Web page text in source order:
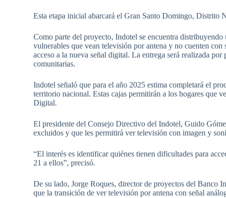
Esta etapa inicial abarcará el Gran Santo Domingo, Distrito
Como parte del proyecto, Indotel se encuentra
vulnerables que vean televisión por antena y no cuenten
acceso a la nueva señal digital. La entrega será realizada
comunitarias.
Indotel señaló que para el año 2025 estima completará el
territorio nacional. Estas cajas permitirán a los hogares que
Digital.
El presidente del Consejo Directivo del Indotel, Guido
excluidos y que les permitirá ver televisión con imagen y
“El interés es identificar quiénes tienen dificultades para
21 a ellos”, precisó.
De su lado, Jorge Roques, director de proyectos del Banco
que la transición de ver televisión por antena con señal